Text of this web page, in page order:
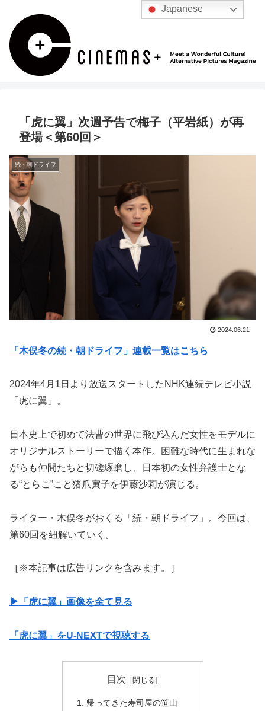
「虎に翼」次週予告で梅子（平岩紙）が再
登場＜第60回＞
続・朝ドライフ
2024.06.21
「木俣冬の続・朝ドライフ」連載一覧はこちら
2024年4月1日より放送スタートしたNHK連続テレビ小説
「虎に翼」。
日本史上で初めて法曹の世界に飛び込んだ女性をモデルに
オリジナルストーリーで描く本作。困難な時代に生まれな
がらも仲間たちと切磋琢磨し、日本初の女性弁護士とな
る“とらこ”こと猪爪寅子を伊藤沙莉が演じる。
ライター・木俣冬がおくる「続・朝ドライフ」。今回は、
第60回を紐解いていく。
［※本記事は広告リンクを含みます。］
▶︎「虎に翼」画像を全て見る
「虎に翼」をU-NEXTで視聴する
目次
帰ってきた寿司屋の笹山
Japanese